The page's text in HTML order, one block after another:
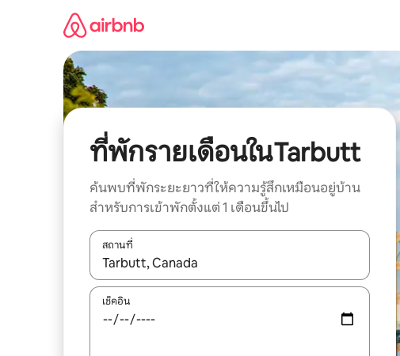
ที่พักรายเดือนในTarbutt
ค้นพบที่พักระยะยาวที่ให้ความรู้สึกเหมือนอยู่บ้าน
สำหรับการเข้าพักตั้งแต่ 1 เดือนขึ้นไป
สถานที่
ใช้ลูกศรขึ้นลง หรือใช้การสัมผัสหรือปัด เพื่อสำรวจผลการค้นหา
เช็คอิน